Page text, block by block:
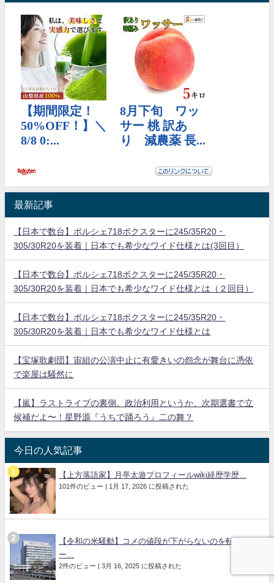
最新記事
【日本で数台】ポルシェ718ボクスターに245/35R20・
305/30R20を装着｜日本でも希少なワイド仕様とは(3回目）
【日本で数台】ポルシェ718ボクスターに245/35R20・
305/30R20を装着｜日本でも希少なワイド仕様とは（２回目）
【日本で数台】ポルシェ718ボクスターに245/35R20・
305/30R20を装着｜日本でも希少なワイド仕様とは
【宝塚歌劇団】宙組の公演中止に有愛きいの怨念が舞台に憑依
で楽屋は騒然に
【嵐】ラストライブの裏側。政治利用というか、次期選書で立
候補だよ〜！星野源『うちで踊ろう』二の舞？
今日の人気記事
【上方落語家】月亭太遊プロフィールwiki経歴学歴...
101件のビュー 1月 17, 2026 に投稿された
【令和の米騒動】コメの値段が下がらないのを転売ヤ
ー...
2件のビュー 3月 16, 2025 に投稿された